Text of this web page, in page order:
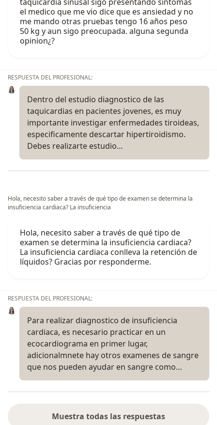
el medico que me vio dice que es ansiedad y no
me mando otras pruebas tengo 16 años peso
50 kg y aun sigo preocupada. alguna segunda
opinion¿?
RESPUESTA DEL PROFESIONAL:
Dentro del estudio diagnostico de las
taquicardias en pacientes jovenes, es muy
importante investigar enfermedades tiroideas,
especificamente descartar hipertiroidismo.
Debes realizarte estudio…
Hola, necesito saber a través de qué tipo de examen se determina la
insuficiencia cardiaca? La insuficiencia
Hola, necesito saber a través de qué tipo de
examen se determina la insuficiencia cardiaca?
La insuficiencia cardiaca conlleva la retención de
líquidos? Gracias por responderme.
RESPUESTA DEL PROFESIONAL:
Para realizar diagnostico de insuficiencia
cardiaca, es necesario practicar en un
ecocardiograma en primer lugar,
adicionalmnete hay otros examenes de sangre
que nos pueden ayudar en sangre como…
Muestra todas las respuestas